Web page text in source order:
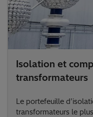
Isolation et
transformateurs
Le portefeuille
transformateurs le